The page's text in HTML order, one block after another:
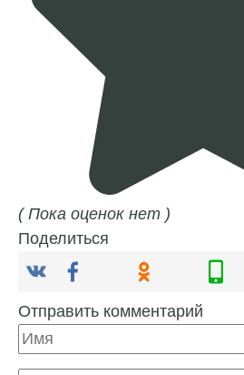
( Пока оценок нет )
Поделиться
Отправить комментарий
Имя